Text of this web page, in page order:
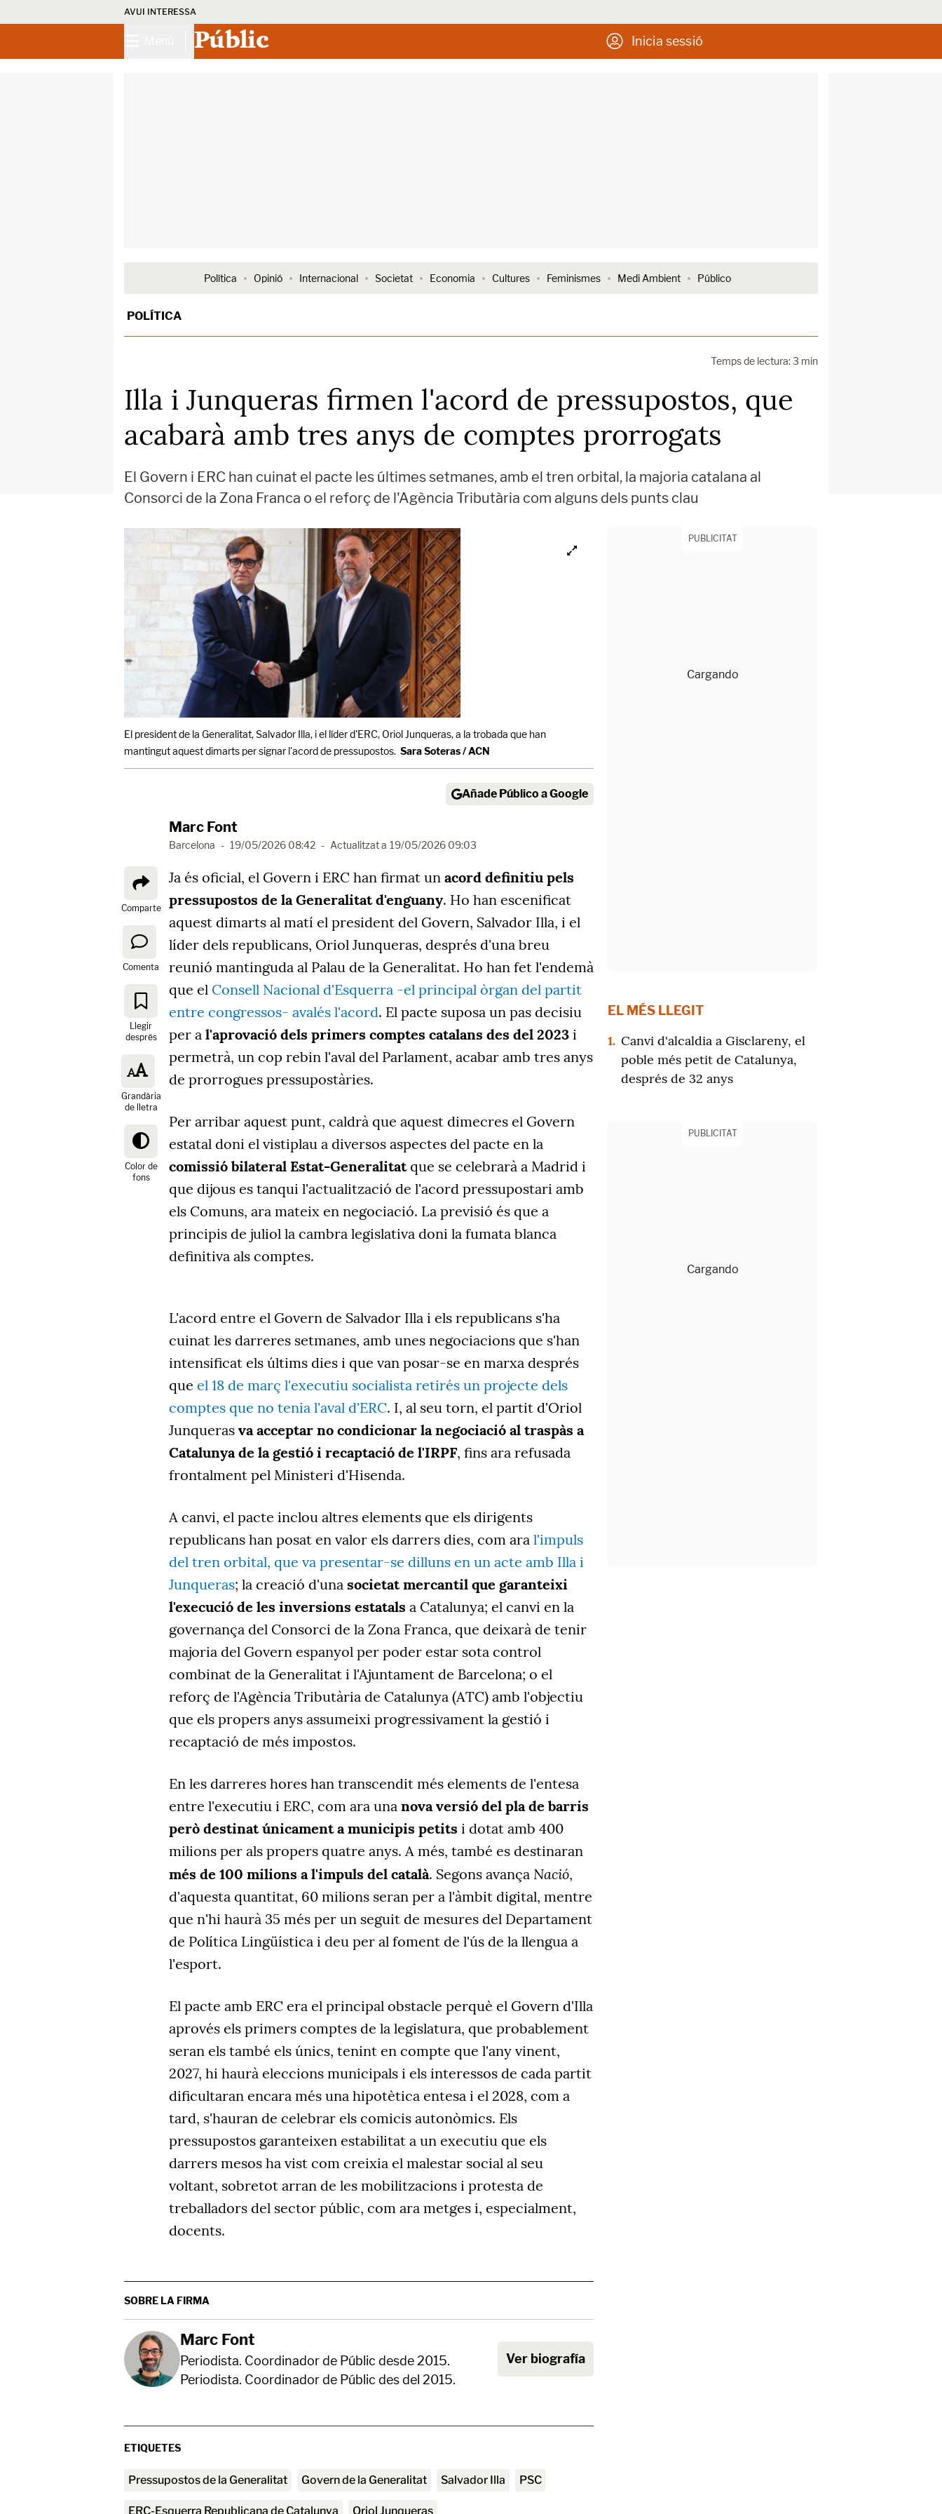
AVUI INTERESSA
Públic Inicia sessió
Política Opinió Internacional Societat Economia Cultures Feminismes Medi Ambient Público
POLÍTICA
Temps de lectura: 3 min
Illa i Junqueras firmen l'acord de pressupostos, que
acabarà amb tres anys de comptes prorrogats
El Govern i ERC han cuinat el pacte les últimes setmanes, amb el tren orbital, la majoria catalana al
Consorci de la Zona Franca o el reforç de l'Agència Tributària com alguns dels punts clau
El president de la Generalitat, Salvador Illa, i el líder d'ERC, Oriol Junqueras, a la trobada que han
mantingut aquest dimarts per signar l'acord de pressupostos. Sara Soteras / ACN
Añade Público a Google
Marc Font
Barcelona - 19/05/2026 08:42 - Actualitzat a 19/05/2026 09:03
Comparte
Comenta
Llegir
després
Grandària
de lletra
Color de
fons
Ja és oficial, el Govern i ERC han firmat un acord definitiu pels
pressupostos de la Generalitat d'enguany. Ho han escenificat
aquest dimarts al matí el president del Govern, Salvador Illa, i el
líder dels republicans, Oriol Junqueras, després d'una breu
reunió mantinguda al Palau de la Generalitat. Ho han fet l'endemà
que el Consell Nacional d'Esquerra -el principal òrgan del partit
entre congressos- avalés l'acord. El pacte suposa un pas decisiu
per a l'aprovació dels primers comptes catalans des del 2023 i
permetrà, un cop rebin l'aval del Parlament, acabar amb tres anys
de prorrogues pressupostàries.
Per arribar aquest punt, caldrà que aquest dimecres el Govern
estatal doni el vistiplau a diversos aspectes del pacte en la
comissió bilateral Estat-Generalitatque se celebrarà a Madrid i
que dijous es tanqui l'actualització de l'acord pressupostari amb
els Comuns, ara mateix en negociació. La previsió és que a
principis de juliol la cambra legislativa doni la fumata blanca
definitiva als comptes.
L'acord entre el Govern de Salvador Illa i els republicans s'ha
cuinat les darreres setmanes, amb unes negociacions que s'han
intensificat els últims dies i que van posar-se en marxa després
que el 18 de març l'executiu socialista retirés un projecte dels
comptes que no tenia l'aval d'ERC. I, al seu torn, el partit d'Oriol
Junqueras va acceptar no condicionar la negociació al traspàs a
Catalunya de la gestió i recaptació de l'IRPF, fins ara refusada
frontalment pel Ministeri d'Hisenda.
A canvi, el pacte inclou altres elements que els dirigents
republicans han posat en valor els darrers dies, com ara l'impuls
del tren orbital, que va presentar-se dilluns en un acte amb Illa i
Junqueras; la creació d'una societat mercantil que garanteixi
l'execució de les inversions estatals a Catalunya; el canvi en la
governança del Consorci de la Zona Franca, que deixarà de tenir
majoria del Govern espanyol per poder estar sota control
combinat de la Generalitat i l'Ajuntament de Barcelona; o el
reforç de l'Agència Tributària de Catalunya (ATC) amb l'objectiu
que els propers anys assumeixi progressivament la gestió i
recaptació de més impostos.
En les darreres hores han transcendit més elements de l'entesa
entre l'executiu i ERC, com ara una nova versió del pla de barris
però destinat únicament a municipis petits i dotat amb 400
milions per als propers quatre anys. A més, també es destinaran
més de 100 milions a l'impuls del català. Segons avança Nació,
d'aquesta quantitat, 60 milions seran per a l'àmbit digital, mentre
que n'hi haurà 35 més per un seguit de mesures del Departament
de Política Lingüística i deu per al foment de l'ús de la llengua a
l'esport.
El pacte amb ERC era el principal obstacle perquè el Govern d'Illa
aprovés els primers comptes de la legislatura, que probablement
seran els també els únics, tenint en compte que l'any vinent,
2027, hi haurà eleccions municipals i els interessos de cada partit
dificultaran encara més una hipotètica entesa i el 2028, com a
tard, s'hauran de celebrar els comicis autonòmics. Els
pressupostos garanteixen estabilitat a un executiu que els
darrers mesos ha vist com creixia el malestar social al seu
voltant, sobretot arran de les mobilitzacions i protesta de
treballadors del sector públic, com ara metges i, especialment,
docents.
SOBRE LA FIRMA
Marc Font
Periodista. Coordinador de Públic desde 2015.
Periodista. Coordinador de Públic des del 2015.
Ver biografía
ETIQUETES
Pressupostos de la Generalitat Govern de la Generalitat Salvador Illa PSC
ERC-Esquerra Republicana de Catalunya Oriol Junqueras
PUBLICITAT
EL MÉS LLEGIT
1. Canvi d'alcaldia a Gisclareny, el
poble més petit de Catalunya,
després de 32 anys
PUBLICITAT